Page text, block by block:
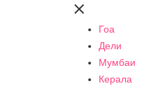

Гоа
Дели
Мумбаи
Керала